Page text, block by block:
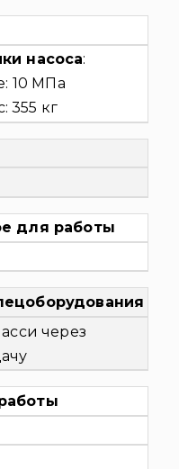
насоса:
10 МПа
355 кг
для работы
через